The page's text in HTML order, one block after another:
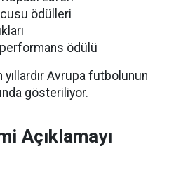
ödülleri
ödülü
Avrupa futbolunun
gösteriliyor.
Açıklamayı